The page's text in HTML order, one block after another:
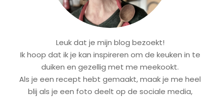
Leuk dat je mijn blog bezoekt!
Ik hoop dat ik je kan inspireren om de keuken in te
duiken en gezellig met me meekookt.
Als je een recept hebt gemaakt, maak je me heel
blij als je een foto deelt op de sociale media,